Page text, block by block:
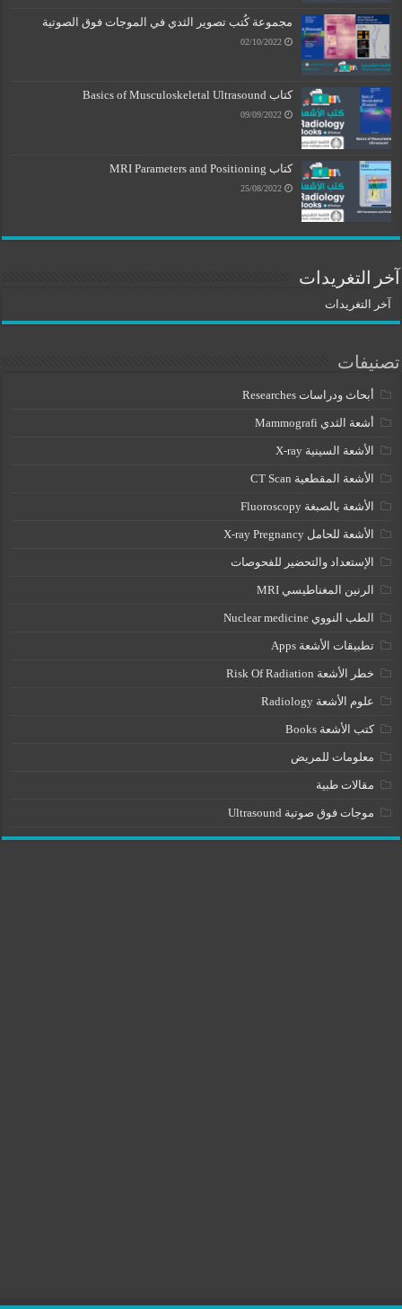
مجموعة كُتب تصوير الثدي في الموجات فوق الصوتية
02/10/2022
كتاب Basics of Musculoskeletal Ultrasound
09/09/2022
كتاب MRI Parameters and Positioning
25/08/2022
آخر التغريدات
آخر التغريدات
تصنيفات
أبحاث ودراسات Researches
أشعة الثدي Mammografi
الأشعة السينية X-ray
الأشعة المقطعية CT Scan
الأشعة بالصبغة Fluoroscopy
الأشعة للحامل X-ray Pregnancy
الإستعداد والتحضير للفحوصات
الرنين المغناطيسي MRI
الطب النووي Nuclear medicine
تطبيقات الأشعة Apps
خطر الأشعة Risk Of Radiation
علوم الأشعة Radiology
كتب الأشعة Books
معلومات للمريض
مقالات طبية
موجات فوق صوتية Ultrasound